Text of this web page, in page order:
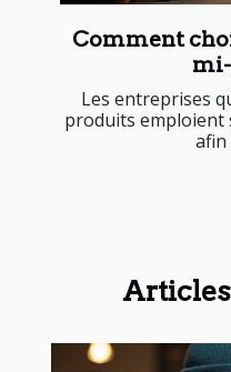
Comment
Les entreprises
produits emploient
afin